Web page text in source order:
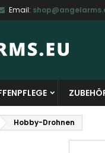
Email:
Hobby-Drohnen